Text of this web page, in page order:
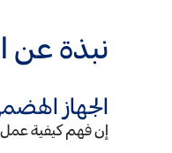
نبذة عن
الجهاز
إن فهم كيفية عمل